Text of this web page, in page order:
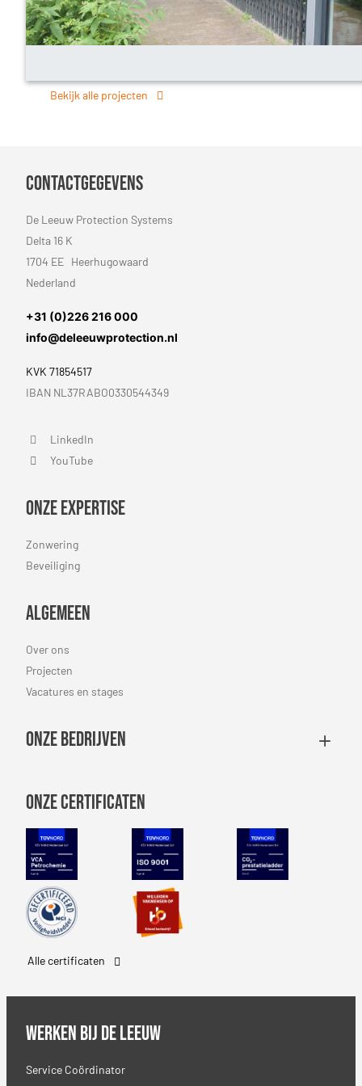
Bekijk alle projecten
Contactgegevens
De Leeuw Protection Systems
Delta 16 K
1704 EE Heerhugowaard
Nederland
+31 (0)226 216 000
info@deleeuwprotection.nl
KVK 71854517
IBAN NL37RABO0330544349
LinkedIn
LinkedIn
YouTube
YouTube
Onze expertise
Zonwering
Beveiliging
Algemeen
Over ons
Projecten
Vacatures en stages
Onze bedrijven
Onze certificaten
VCA Petrochemie NEN-EN-ISO 9001
Safety Culture Ladder
Alle certificaten
Werken bij De Leeuw
Service Coördinator